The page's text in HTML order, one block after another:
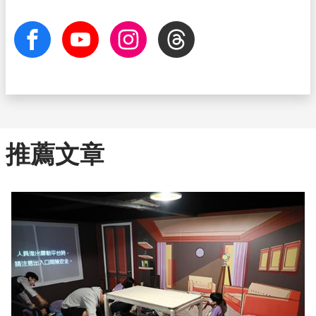
facebook Youtube InstagramThreads
推薦文章